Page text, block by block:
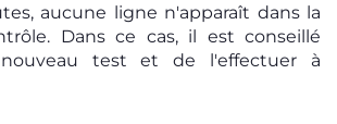
aucune ligne n'apparaît dans la
Dans ce cas, il est conseillé
test et de l'effectuer à